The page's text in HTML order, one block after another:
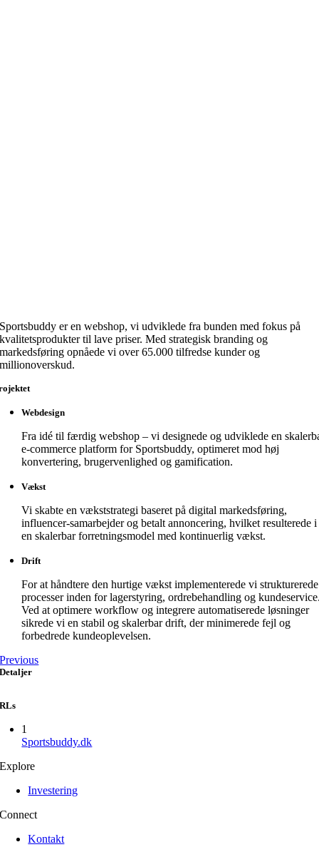
Sportsbuddy er en webshop, vi udviklede fra bunden med fokus på
kvalitetsprodukter til lave priser. Med strategisk branding og
markedsføring opnåede vi over 65.000 tilfredse kunder og
millionoverskud.
Webdesign
Fra idé til færdig webshop – vi designede og udviklede en
e-commerce platform for Sportsbuddy, optimeret mod høj
konvertering, brugervenlighed og gamification.
Vækst
Vi skabte en vækststrategi baseret på digital markedsføring,
influencer-samarbejder og betalt annoncering, hvilket resulterede i
en skalerbar forretningsmodel med kontinuerlig vækst.
Drift
For at håndtere den hurtige vækst implementerede vi strukturerede
processer inden for lagerstyring, ordrebehandling og
Ved at optimere workflow og integrere automatiserede løsninger
sikrede vi en stabil og skalerbar drift, der minimerede fejl og
forbedrede kundeoplevelsen.
Previous
Detaljer
1
Sportsbuddy.dk
Explore
Investering
Connect
Kontakt